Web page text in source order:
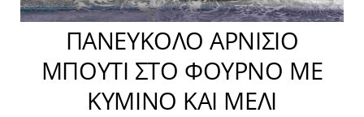
ΠΑΝΕΎΚΟΛΟ ΑΡΝΊΣΙ
Ο ΜΠΟΎΤΙ ΣΤΟ ΦΟΎΡΝΟ
ΜΕ ΚΎΜΙΝΟ ΚΑΙ ΜΈΛΙ